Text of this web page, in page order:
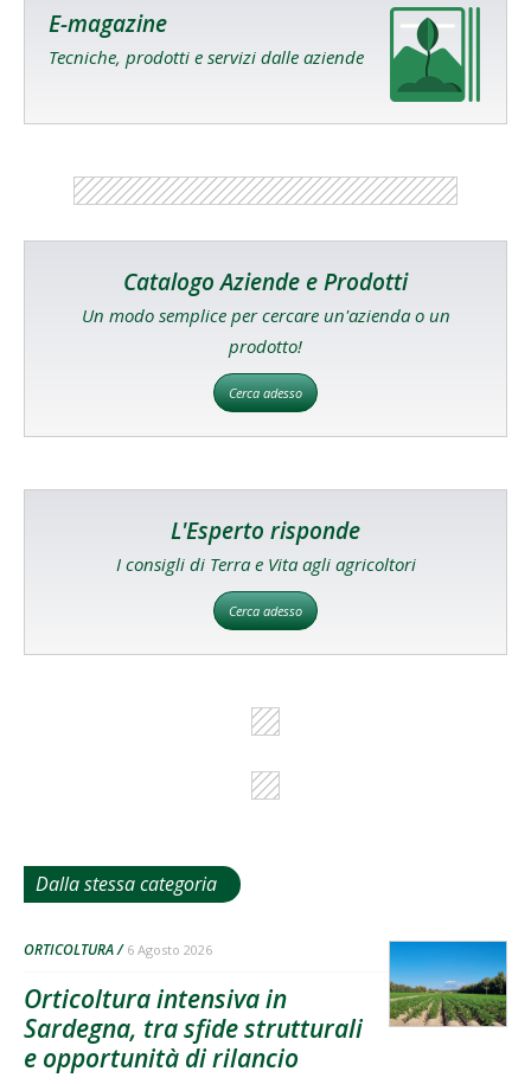
E-magazine
Tecniche, prodotti e servizi dalle aziende
Catalogo Aziende e Prodotti
Un modo semplice per cercare un'azienda o un
prodotto!
Cerca adesso
L'Esperto risponde
I consigli di Terra e Vita agli agricoltori
Cerca adesso
Dalla stessa categoria
ORTICOLTURA 6 Agosto 2026
Orticoltura intensiva in
Sardegna, tra sfide strutturali
e opportunità di rilancio